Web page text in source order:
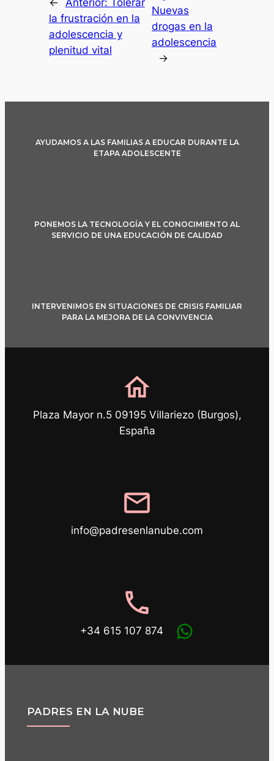
la frustración en la
adolescencia y
plenitud vital
Nuevas
drogas en la
adolescencia
→
AYUDAMOS A LAS FAMILIAS A EDUCAR DURANTE LA
ETAPA ADOLESCENTE
PONEMOS LA TECNOLOGÍA Y EL CONOCIMIENTO AL
SERVICIO DE UNA EDUCACIÓN DE CALIDAD
INTERVENIMOS EN SITUACIONES DE CRISIS FAMILIAR
PARA LA MEJORA DE LA CONVIVENCIA
home
Plaza Mayor n.5 09195 Villariezo (Burgos),
España
mail
info@padresenlanube.com
phone
+34 615 107 874
PADRES EN LA NUBE